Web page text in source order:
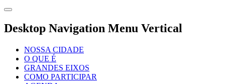
Desktop Navigation Menu Vertical
NOSSA CIDADE
O QUE É
GRANDES EIXOS
COMO PARTICIPAR